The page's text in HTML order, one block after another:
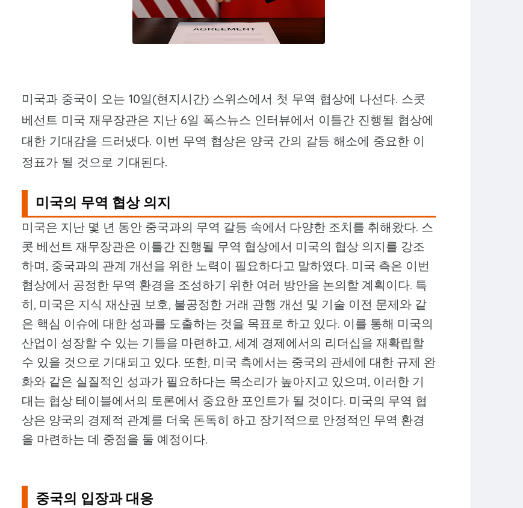
미국과 중국이 오는 10일(현지시간) 스위스에서 첫 무역 협상에 나선다. 스콧
베선트 미국 재무장관은 지난 6일 폭스뉴스 인터뷰에서 이틀간 진행될 협상에
대한 기대감을 드러냈다. 이번 무역 협상은 양국 간의 갈등 해소에 중요한 이
정표가 될 것으로 기대된다.
미국의 무역 협상 의지
미국은 지난 몇 년 동안 중국과의 무역 갈등 속에서 다양한 조치를 취해왔다. 스
콧 베선트 재무장관은 이틀간 진행될 무역 협상에서 미국의 협상 의지를 강조
하며, 중국과의 관계 개선을 위한 노력이 필요하다고 말하였다. 미국 측은 이번
협상에서 공정한 무역 환경을 조성하기 위한 여러 방안을 논의할 계획이다. 특
히, 미국은 지식 재산권 보호, 불공정한 거래 관행 개선 및 기술 이전 문제와 같
은 핵심 이슈에 대한 성과를 도출하는 것을 목표로 하고 있다. 이를 통해 미국의
산업이 성장할 수 있는 기틀을 마련하고, 세계 경제에서의 리더십을 재확립할
수 있을 것으로 기대되고 있다. 또한, 미국 측에서는 중국의 관세에 대한 규제 완
화와 같은 실질적인 성과가 필요하다는 목소리가 높아지고 있으며, 이러한 기
대는 협상 테이블에서의 토론에서 중요한 포인트가 될 것이다. 미국의 무역 협
상은 양국의 경제적 관계를 더욱 돈독히 하고 장기적으로 안정적인 무역 환경
을 마련하는 데 중점을 둘 예정이다.
중국의 입장과 대응